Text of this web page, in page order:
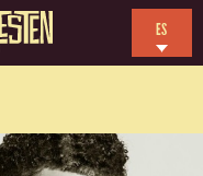
ES